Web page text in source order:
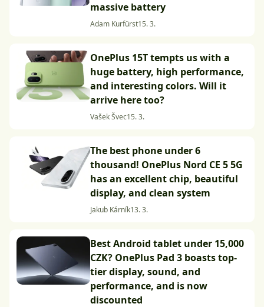
massive battery
Adam Kurfürst15. 3.
OnePlus 15T tempts us with a
huge battery, high performance,
and interesting colors. Will it
arrive here too?
Vašek Švec15. 3.
The best phone under 6
thousand! OnePlus Nord CE 5 5G
has an excellent chip, beautiful
display, and clean system
Jakub Kárník13. 3.
Best Android tablet under 15,000
CZK? OnePlus Pad 3 boasts top-
tier display, sound, and
performance, and is now
discounted